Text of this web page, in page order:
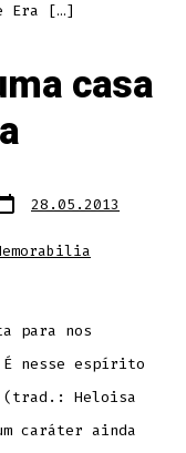
Era […]
casa
28.05.2013
para nos
É nesse espírito
(trad.: Heloisa
caráter ainda